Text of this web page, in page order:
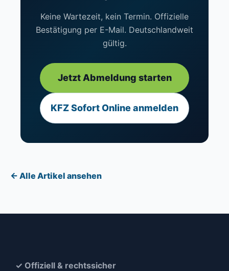
Keine Wartezeit, kein Termin. Offizielle
Bestätigung per E-Mail. Deutschlandweit
gültig.
Jetzt Abmeldung starten
KFZ Sofort Online anmelden
← Alle Artikel ansehen
✓ Offiziell & rechtssicher